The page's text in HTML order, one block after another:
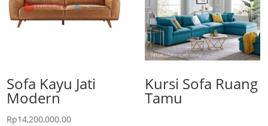
Sofa Kayu Jati
Modern
Rp14,200,000.00
Kursi Sofa Ruang
Tamu